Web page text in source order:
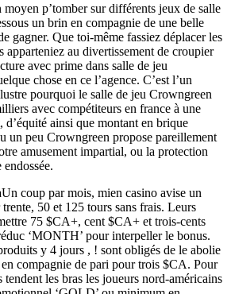
p’tomber sur différents jeux de salle
un brin en compagnie de une belle
gagner. Que toi-même fassiez déplacer les
apparteniez au divertissement de croupier
avec prime dans salle de jeu
chose en ce l’agence. C’est l’un
pourquoi le salle de jeu Crowngreen
avec compétiteurs en france à une
d’équité ainsi que montant en brique
un peu Crowngreen propose pareillement
amusement impartial, ou la protection
Un coup par mois, mien casino avise un
50 et 125 tours sans frais. Leurs
75 $CA+, cent $CA+ et trois-cents
‘MONTH’ pour interpeller le bonus.
y 4 jours , ! sont obligés de le abolie
compagnie de pari pour trois $CA. Pour
tendent les bras les joueurs nord-américains